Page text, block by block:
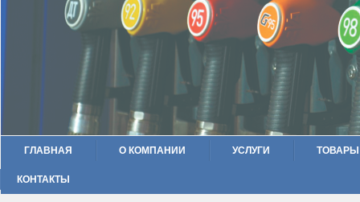
ГЛАВНАЯ О КОМПАНИИ УСЛУГИ ТОВАРЫ
КОНТАКТЫ